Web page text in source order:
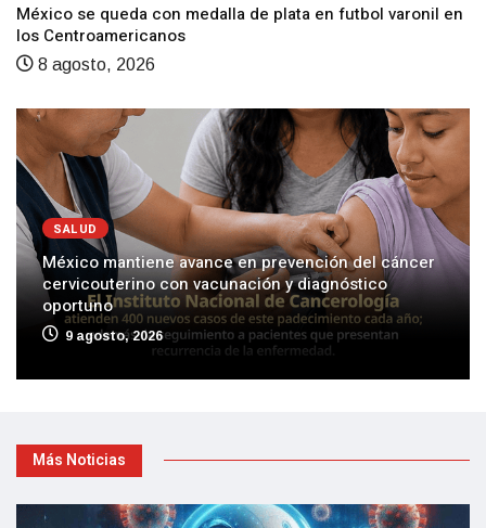
México se queda con medalla de plata en futbol varonil en
los Centroamericanos
8 agosto, 2026
SALUD
México mantiene avance en prevención del cáncer
cervicouterino con vacunación y diagnóstico
oportuno
9 agosto, 2026
Más Noticias